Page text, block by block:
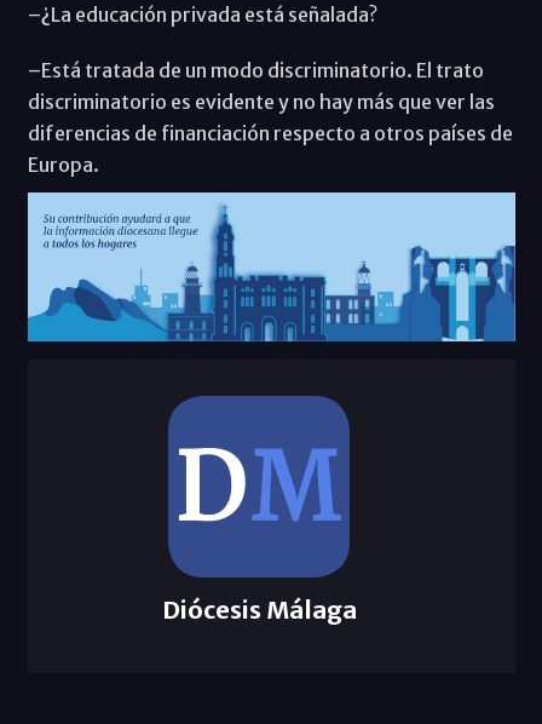
–¿La educación privada está señalada?
–Está tratada de un modo discriminatorio. El trato
discriminatorio es evidente y no hay más que ver las
diferencias de financiación respecto a otros países de
Europa.
Diócesis Málaga